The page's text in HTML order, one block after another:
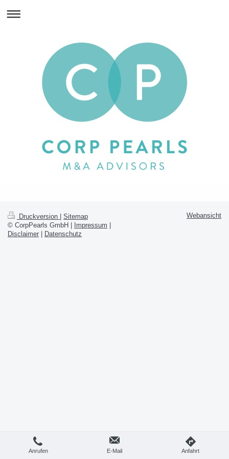
Druckversion
Sitemap
© CorpPearls GmbH |
Impressum
Disclaimer
Datenschutz
Webansicht
Anrufen E-Mail Anfahrt